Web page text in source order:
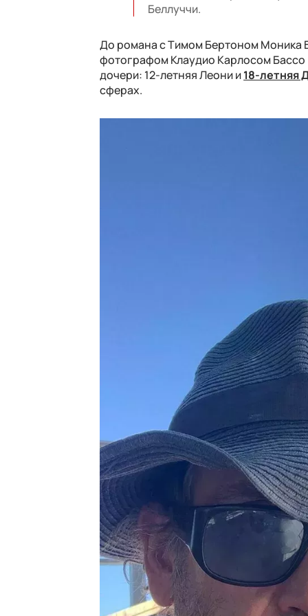
Беллуччи.
До романа с Тимом Бертоном Моника
фотографом Клаудио Карлосом Бассо
дочери: 12-летняя Леони и18-летняя
сферах.